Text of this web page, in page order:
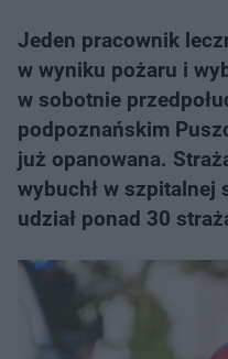
Jeden pracownik
w wyniku pożaru i
w sobotnie
podpoznańskim
już opanowana.
wybuchł w szpitalnej
udział ponad 30